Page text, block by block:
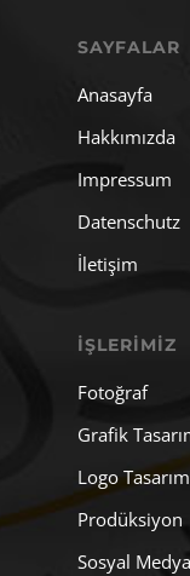
SAYFALAR
Anasayfa
Hakkımızda
Impressum
Datenschutz
İletişim
İŞLERIMIZ
Fotoğraf
Grafik
Logo
Prodüksiyon
Sosyal Medya